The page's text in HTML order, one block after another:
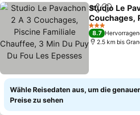
TeilenZu
Studio Le
Couchages,
Familiale
Du Puy Du
Epesses
Preise sehen
3 Sterne
8.7
2.5 km bis
Wähle Reisedaten aus, um die
Preise zu sehen